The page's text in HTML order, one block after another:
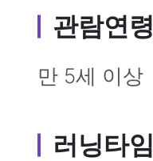
관람연령
만 5세 이상
러닝타임